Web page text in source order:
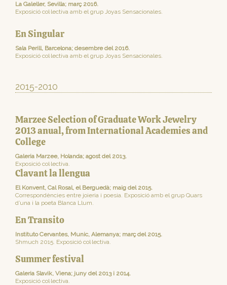
La Galeller, Sevilla; març 2016.
Exposició col·lectiva amb el grup Joyas Sensacionales.
En Singular
Sala Perill, Barcelona; desembre del 2016.
Exposició col·lectiva amb el grup Joyas Sensacionales.
2015-2010
Marzee Selection of Graduate Work Jewelry
2013 anual, from International Academies and
College
Galeria Marzee, Holanda; agost del 2013.
Exposició col·lectiva.
Clavant la llengua
El Konvent, Cal Rosal, el Berguedà; maig del 2015.
Correspondències entre joieria i poesia. Exposició amb el grup Quars
d’una i la poeta Blanca Llum.
En Transito
Instituto Cervantes, Munic, Alemanya; març del 2015.
Shmuch 2015. Exposició col·lectiva.
Summer festival
Galeria Slavik, Viena; juny del 2013 i 2014.
Exposició col·lectiva.